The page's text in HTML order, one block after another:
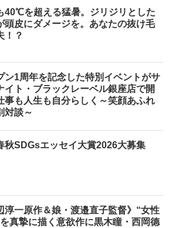
40℃を超える猛暑。ジリジリとした
頭皮にダメージを。あなたの抜け毛
！？
ン1周年を記念した特別イベントがサ
イト・ブラックレーベル銀座店で開
も人生も自分らしく～笑顔あふれ
対談～
秋SDGsエッセイ大賞2026大募集
淳一原作＆娘・渡邉直子監督》“女性
真摯に描く意欲作に黒木瞳・西岡德